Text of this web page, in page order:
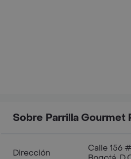
Sobre Parrilla Gourmet
Dirección
Calle 156